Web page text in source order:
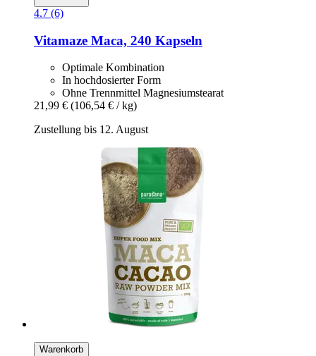
4.7 (6)
Vitamaze Maca, 240 Kapseln
Optimale Kombination
In hochdosierter Form
Ohne Trennmittel Magnesiumstearat
21,99 € (106,54 € / kg)
Zustellung bis 12. August
Warenkorb